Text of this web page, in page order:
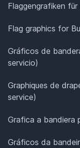
Flaggengrafiken
Flag graphics for
Gráficos de
servicio)
Graphiques de
service)
Grafica a bandiera
Gráficos da